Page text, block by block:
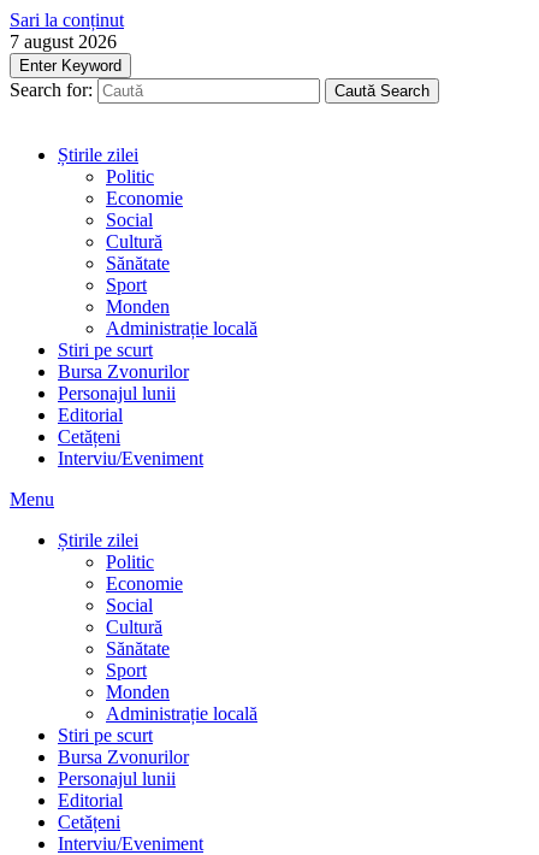
Sari la conținut
7 august 2026
Enter Keyword
Search for: Caută Search
Știrile zilei
Politic
Economie
Social
Cultură
Sănătate
Sport
Monden
Administrație locală
Stiri pe scurt
Bursa Zvonurilor
Personajul lunii
Editorial
Cetățeni
Interviu/Eveniment
Menu
Știrile zilei
Politic
Economie
Social
Cultură
Sănătate
Sport
Monden
Administrație locală
Stiri pe scurt
Bursa Zvonurilor
Personajul lunii
Editorial
Cetățeni
Interviu/Eveniment